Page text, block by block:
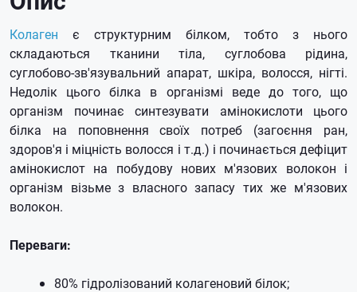
Колаген є структурним білком, тобто з нього
складаються тканини тіла, суглобова рідина,
суглобово-зв'язувальний апарат, шкіра, волосся, нігті.
Недолік цього білка в організмі веде до того, що
організм починає синтезувати амінокислоти цього
білка на поповнення своїх потреб (загоєння ран,
здоров'я і міцність волосся і т.д.) і починається дефіцит
амінокислот на побудову нових м'язових волокон і
організм візьме з власного запасу тих же м'язових
волокон.
Переваги:
80% гідролізований колагеновий білок;